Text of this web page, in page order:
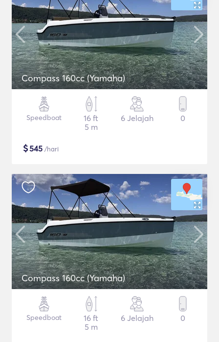
Compass 160cc (Yamaha)
Speedboat
16 ft
5 m
6 Jelajah 0
$545 /hari
Compass 160cc (Yamaha)
Speedboat
16 ft
5 m
6 Jelajah 0